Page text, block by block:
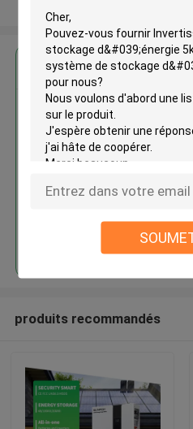
stockage
Pour le
Continuer
produits recommandés